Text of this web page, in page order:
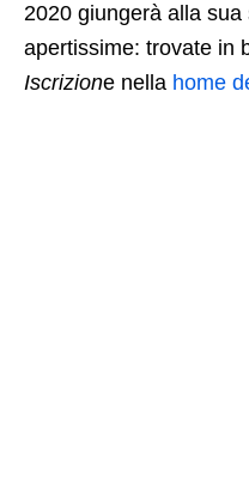
2020 giungerà alla
apertissime: trovate in
Iscrizione nella home